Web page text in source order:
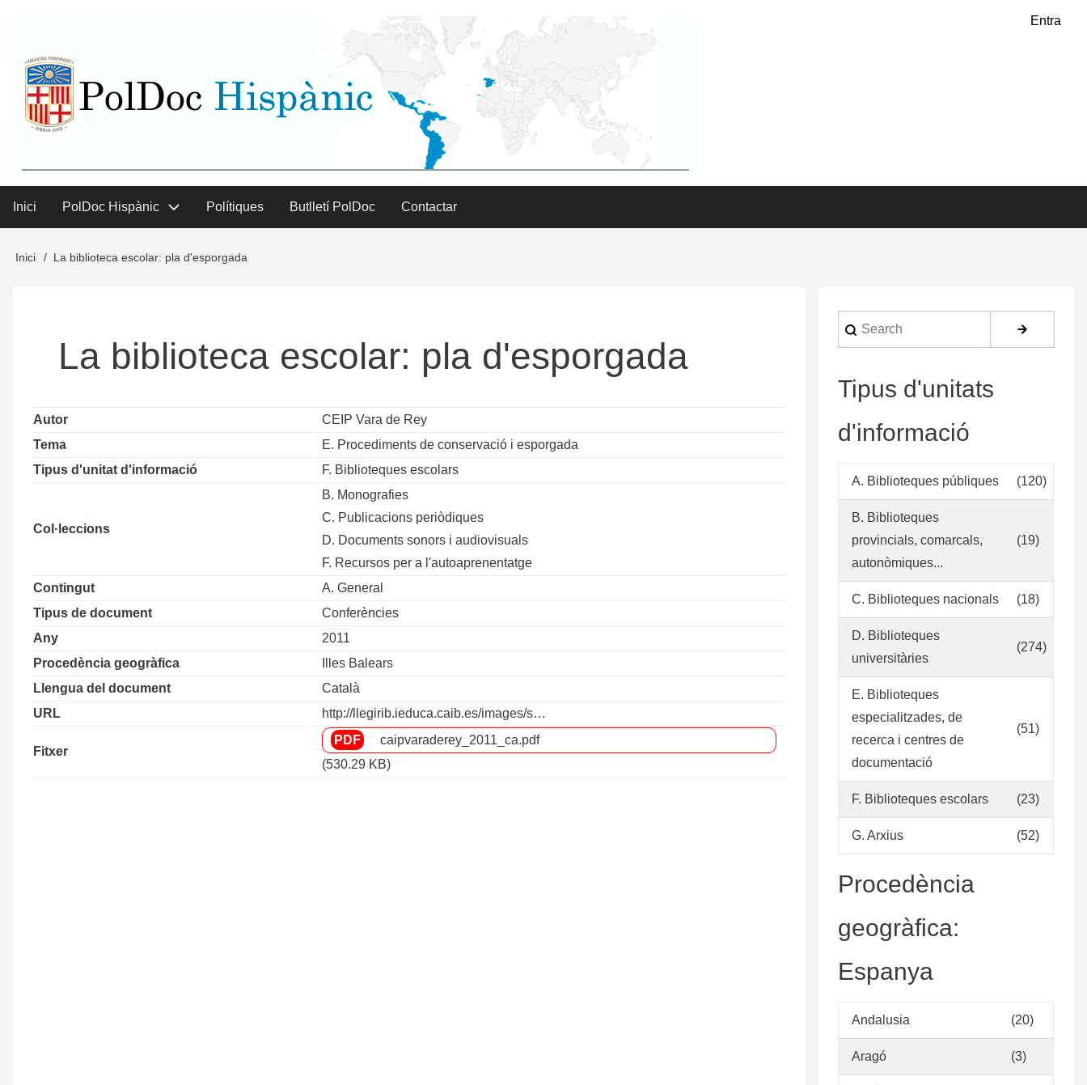
contingut
menu
Entra
Main
menu
Inici PolDoc Hispànic Polítiques Butlletí PolDoc Contactar
Inici La biblioteca escolar: pla d'esporgada
La biblioteca escolar: pla d'esporgada
Autor
CEIP Vara de Rey
Tema
E. Procediments de conservació i esporgada
Tipus d'unitat d'informació
F. Biblioteques escolars
Col·leccions
B. Monografies
C. Publicacions periòdiques
D. Documents sonors i audiovisuals
F. Recursos per a l'autoaprenentatge
Contingut
A. General
Tipus de document
Conferències
Any
2011
Procedència geogràfica
Illes Balears
Llengua del document
Català
URL
http://llegirib.ieduca.caib.es/images/s…
Fitxer
caipvaraderey_2011_ca.pdf
(530.29 KB)
Search
Tipus d'unitats
d'informació
A. Biblioteques públiques (120)
B. Biblioteques
provincials, comarcals,
autonòmiques...
(19)
C. Biblioteques nacionals (18)
D. Biblioteques
universitàries
(274)
E. Biblioteques
especialitzades, de
recerca i centres de
documentació
(51)
F. Biblioteques escolars (23)
G. Arxius (52)
Procedència
geogràfica:
Espanya
Andalusia (20)
Aragó (3)